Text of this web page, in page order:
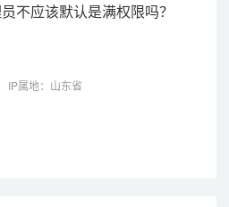
不应该默认是满权限吗？
IP属地：山东省